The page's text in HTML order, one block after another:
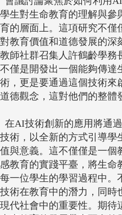
學生對生命教育的理解與參
育的層面上。這項研究不僅
對教育價值和道德發展的深
教師社群召集人許鶴齡學務
不僅是開發出一個能夠傳達
術，更是要通過這個技術來
道德觀念，這對他們的整體
在AI技術創新的應用將通
技術，以全新的方式引導學
值與意義。這不僅僅是一個
感教育的實踐平臺，將生命
每一位學生的學習過程中。
技術在教育中的潛力，同時
現代社會中的重要性。期待